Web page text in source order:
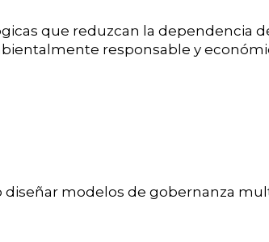
que reduzcan la dependencia
responsable y
diseñar modelos de gobernanza